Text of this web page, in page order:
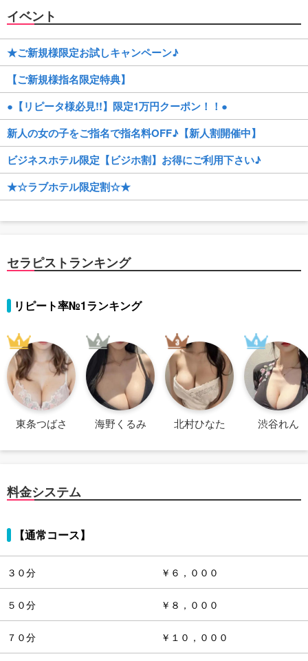
イベント
★ご新規様限定お試しキャンペーン♪
【ご新規様指名限定特典】
●【リピータ様必見!!】限定1万円クーポン！！●
新人の女の子をご指名で指名料OFF♪【新人割開催中】
ビジネスホテル限定【ビジホ割】お得にご利用下さい♪
★☆ラブホテル限定割☆★
セラピストランキング
リピート率№1ランキング
東条つばさ 海野くるみ 北村ひなた 渋谷れん
料金システム
【通常コース】
３０分 ￥６，０００
５０分 ￥８，０００
７０分 ￥１０，０００